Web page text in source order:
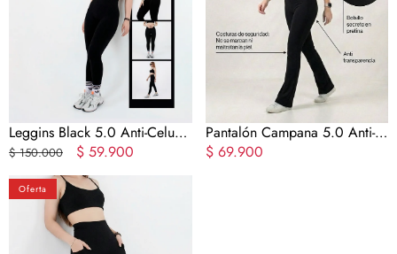
Leggins Black 5.0 Anti-Celu
🍊
Precio
regular
$ 150.000
Precio
en
oferta
$ 59.900
ANTICELULITIS
😍
Pantalón Campana 5.0 Anti-
Transparencia &
Precio
$ 69.900
Leggins
4.0
Control
abdomen
Oferta